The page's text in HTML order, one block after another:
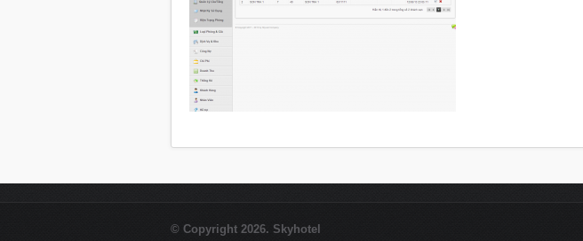
© Copyright 2026. Skyhotel